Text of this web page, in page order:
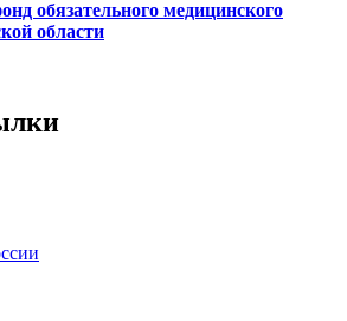
обязательного медицинского
области